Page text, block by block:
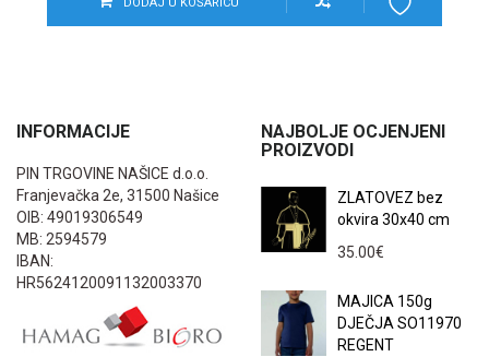
DODAJ U KOŠARICU
INFORMACIJE
PIN TRGOVINE NAŠICE d.o.o.
Franjevačka 2e, 31500 Našice
OIB: 49019306549
MB: 2594579
IBAN:
HR5624120091132003370
NAJBOLJE OCJENJENI
PROIZVODI
ZLATOVEZ bez
okvira 30x40 cm
35.00€
MAJICA 150g
DJEČJA SO11970
REGENT